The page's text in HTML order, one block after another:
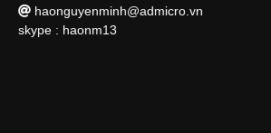
haonguyenminh@admicro.vn
skype : haonm13